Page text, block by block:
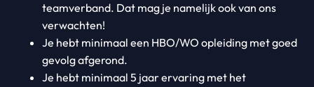
teamverband. Dat mag je namelijk ook van ons
verwachten!
Je hebt minimaal een HBO/WO opleiding met goed
gevolg afgerond.
Je hebt minimaal 5 jaar ervaring met het